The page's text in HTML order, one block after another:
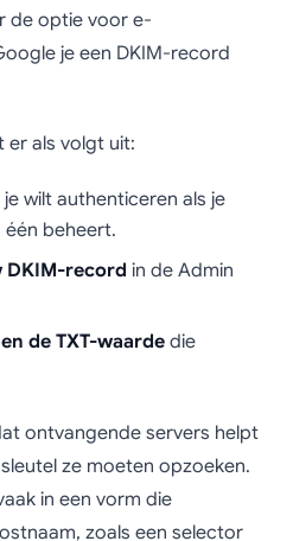
de optie voor e-
je een DKIM-record
er als volgt uit:
wilt authenticeren als je
beheert.
DKIM-record in de Admin
de TXT-waarde die
ontvangende servers helpt
ze moeten opzoeken.
in een vorm die
zoals een selector